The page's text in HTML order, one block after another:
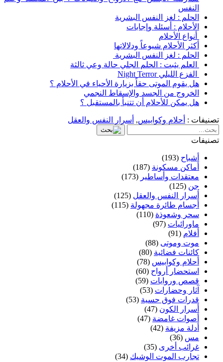
النفس
الحلم : لغز النفس البشرية
الأحلام : أسئلة وإجابات
أنواع الأحلام
أكثر الأحلام شيوعاً ودلالاتها
الحلم : لغز النفس البشرية
العلم يثبت : الحلم الجلي حالة وعي ثالثة
الفزع الليلي Night Terror
هل يقوم الموتى حقاً بزيارة الأحياء في الأحلام ؟
الخروج من الجسد والإسقاط النجمي
هل يمكن للأحلام أن تتنبأ بالمستقبل ؟
تصنيفات : أحلام وكوابيس, أسرار النفس والعقل
تصنيفات
أشباح (193)
أماكن مسكونة (187)
معتقدات وأساطير (173)
جن (125)
أسرار النفس والعقل (125)
أجسام طائرة مجهولة (115)
سحر وشعوذة (110)
ماورائيات (97)
أفلام (91)
موت وموتى (88)
كائنات فضائية (80)
أحلام وكوابيس (78)
استحضار أرواح (60)
قصص وروايات (59)
آثار وحضارات (53)
قدرات فوق حسية (53)
أسرار الكون (47)
أصوات غامضة (47)
أدلة مزيفة (42)
مس (36)
غرائب أخرى (35)
تجارب الموت الوشيك (34)